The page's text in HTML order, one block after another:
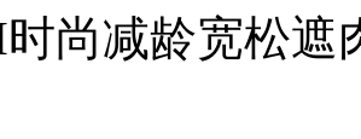
尚减龄宽松遮